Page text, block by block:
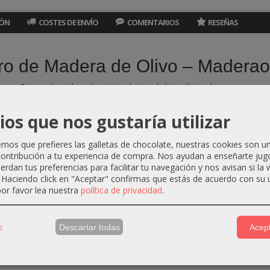
COSTES DE ENVÍO COMENTARIOS RESEÑAS
de Madera de Olivo –
que devuelve a la cocina el ritmo de lo tradicional.
vintage, inspirado en los años 60, está hecho a mano en España con
donde cada preparación se convierte en un gesto sencillo pero
picar ajo, azafrán, especias o pequeñas cantidades de alimentos con
te va a encantar?
mano:más de 20 años de fabricación y venta en ferias de artesanía en
de olivo natural:resistente, higiénica y no absorbe olores ni sabores
y tradicional:ideal para cocina diaria
es única:
vetas naturales irrepetibles
que nos gustaría utilizar
que prefieres las galletas de chocolate, nuestras cookies son
a tu experiencia de compra. Nos ayudan a enseñarte
tus preferencias para facilitar tu navegación y nos avisan si la
click en "Aceptar" confirmas que estás de acuerdo con su
favor lea nuestra política de privacidad.
Descartar todas